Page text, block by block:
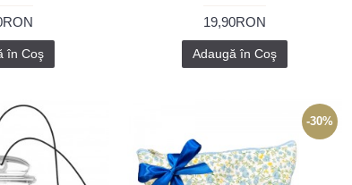
în Coş
19,90RON
Adaugă în Coş
-30%